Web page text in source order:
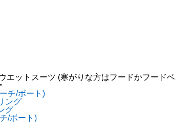
エットスーツ (寒がりな方はフードかフード
チ/ボート)
ング
グ
/ボート)